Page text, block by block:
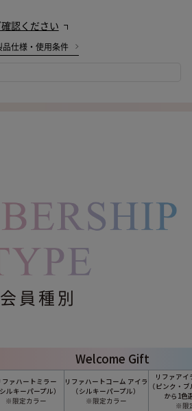
認ください
品仕様・使用条件
会員種別
Welcome Gift
ファハートミラー
シルキーパープル）
※限定カラー
リファハートコーム アイラ
（シルキーパープル）
※限定カラー
リファア
（ピンク・
から1色
※限